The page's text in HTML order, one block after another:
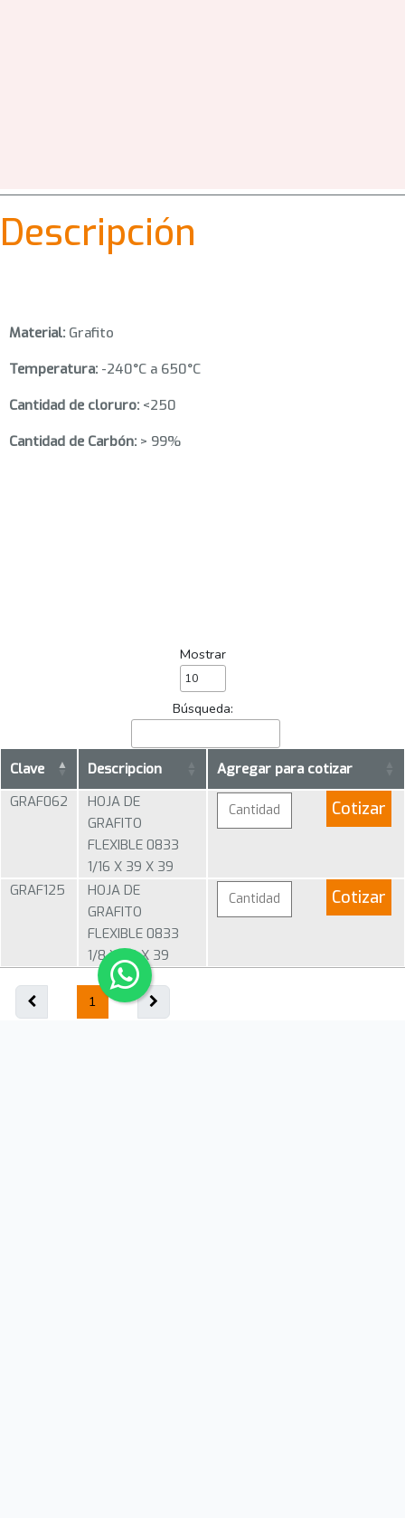
Descripción
Material: Grafito
Temperatura: -240°C a 650°C
Cantidad de cloruro: <250
Cantidad de Carbón: > 99%
Mostrar
Búsqueda:
Clave Descripcion
Agregar para cotizar
GRAF062
HOJA DE
GRAFITO
FLEXIBLE 0833
1/16 X 39 X 39
Cotizar
GRAF125
HOJA DE
GRAFITO
FLEXIBLE 0833
1/8 X 39 X 39
Cotizar
1